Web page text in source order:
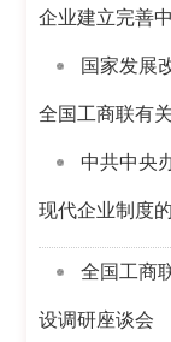
企业建立完善
国家发展
全国工商联有
中共中央
现代企业制度
全国工商
设调研座谈会